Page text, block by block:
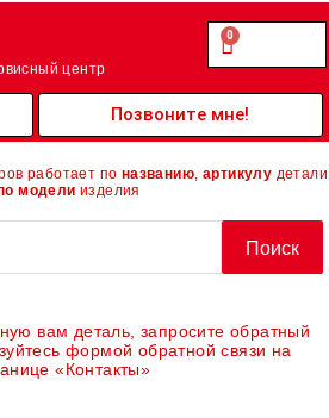
центр
0.00
0
Cart
Позвоните мне!
работает по названию артикулу детали
модели изделия
Поиск
вам деталь, запросите обратный
формой обратной связи на
«Контакты»